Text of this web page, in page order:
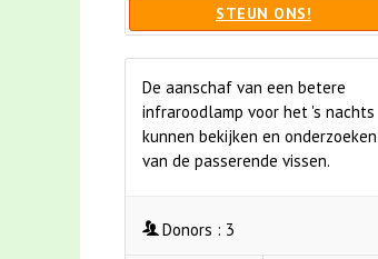
STEUN ONS!
De aanschaf van een betere
infraroodlamp voor het 's nachts
kunnen bekijken en onderzoeken
van de passerende vissen.
Donors : 3